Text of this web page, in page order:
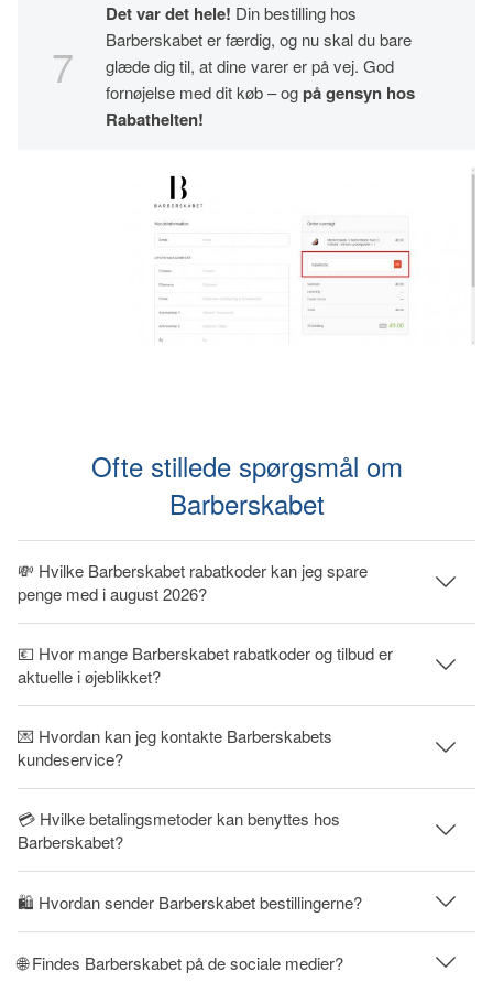
Det var det hele! Din bestilling hos
Barberskabet er færdig, og nu skal du bare
glæde dig til, at dine varer er på vej. God
fornøjelse med dit køb – ogpå gensyn hos
Rabathelten!
Ofte stillede spørgsmål om
Barberskabet
💸 Hvilke Barberskabet rabatkoder kan jeg spare
penge med i august 2026?
💶 Hvor mange Barberskabet rabatkoder og tilbud er
aktuelle i øjeblikket?
💌 Hvordan kan jeg kontakte Barberskabets
kundeservice?
💳 Hvilke betalingsmetoder kan benyttes hos
Barberskabet?
🛍 Hvordan sender Barberskabet bestillingerne?
🌐 Findes Barberskabet på de sociale medier?